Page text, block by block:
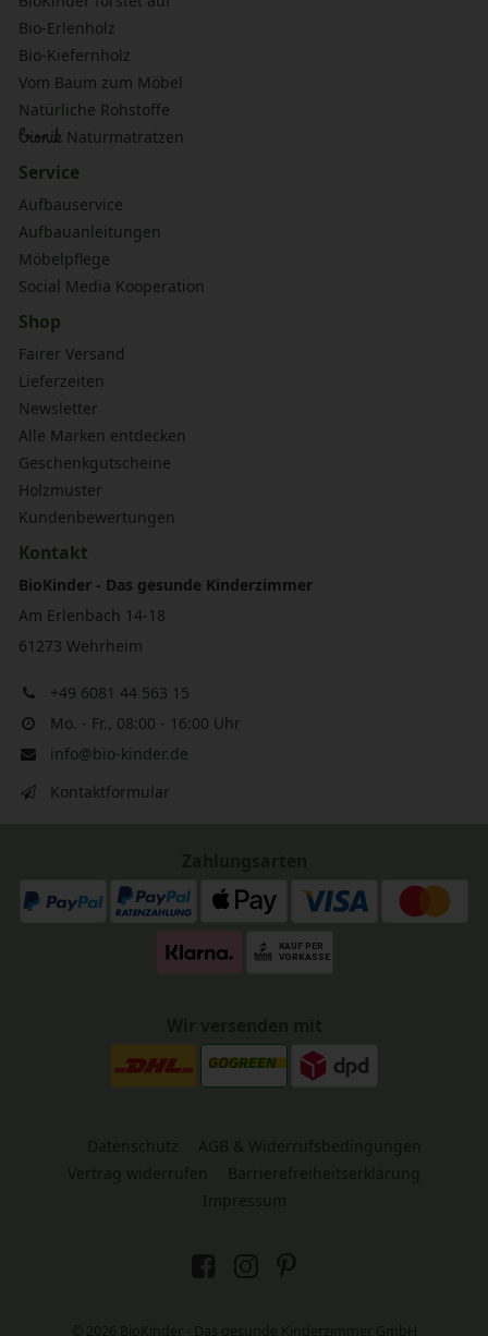
Bio-Erlenholz
Bio-Kiefernholz
Vom Baum zum Möbel
Natürliche Rohstoffe
bionik Naturmatratzen
Service
Aufbauservice
Aufbauanleitungen
Möbelpflege
Social Media Kooperation
Shop
Fairer Versand
Lieferzeiten
Newsletter
Alle Marken entdecken
Geschenkgutscheine
Holzmuster
Kundenbewertungen
Kontakt
BioKinder - Das gesunde Kinderzimmer
Am Erlenbach 14-18
61273 Wehrheim
+49 6081 44 563 15
Mo. - Fr., 08:00 - 16:00 Uhr
info@bio-kinder.de
Kontaktformular
Zahlungsarten
Wir versenden mit
© 2026 BioKinder - Das gesunde Kinderzimmer GmbH